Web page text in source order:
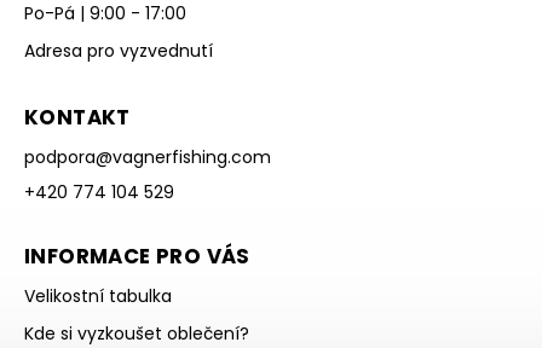
Po-Pá | 9:00 - 17:00
Adresa pro vyzvednutí
KONTAKT
podpora@vagnerfishing.com
+420 774 104 529
INFORMACE PRO VÁS
Velikostní tabulka
Kde si vyzkoušet oblečení?